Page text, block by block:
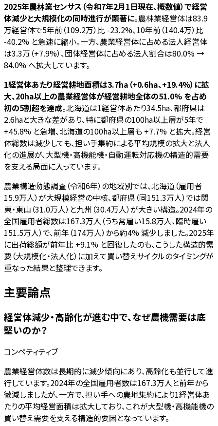
2025年農林業センサス（令和7年2月1日現在、概数値）で経営
体減少と大規模化の同時進行が顕著に。農林業経営体は83.9
万経営体で5年前（109.2万）比 -23.2%、10年前（140.4万）比
-40.2% と急速に縮小。一方、農業経営体に占める法人経営体
は3.3万（+7.9%）、団体経営体に占める法人割合は80.0% →
84.0% へ拡大しています。
1経営体あたり経営耕地面積は3.7ha（+0.6ha、+19.4%）に拡
大、20ha以上の農業経営体が経営耕地全体の51.0% を占め
初の5割超を達成。北海道は1経営体あたり34.5ha、都府県は
2.6haと大きな差があり、特に都府県の100ha以上層が5年で
+45.8% と急増、北海道の100ha以上層も +7.7% と拡大。経営
体総数は減少しても、担い手集約による平均規模の拡大と法人
化の進展が、大型機・高機能機・自動運転対応機の構造的需要
を支える局面に入っています。
農業構造動態調査（令和6年）の地域別では、北海道（雇用者
15.9万人）が大規模経営の中核、都府県（同151.3万人）では関
東・東山（31.0万人）と九州（30.4万人）が大きい構造。2024年の
全国雇用者総数は167.3万人（うち常雇い15.8万人、臨時雇い
151.5万人）で、前年（174万人）から約4% 減少しました。2025年
に出荷総額が前年比 +9.1% と回復したのも、こうした構造的需
要（大規模化・法人化）に加えて買い替えサイクルのタイミングが
重なった結果と整理できます。
主要論点
経営体減少・高齢化が進む中で、なぜ農機需要は底
堅いのか？
コンペティティブ
農業経営体数は長期的に減少傾向にあり、高齢化も並行して進
行しています。2024年の全国雇用者数は167.3万人と前年から
微減しましたが、一方で、担い手への農地集約により1経営体あ
たりの平均経営面積は拡大しており、これが大型機・高機能機の
買い替え需要を支える構造的要因となっています。